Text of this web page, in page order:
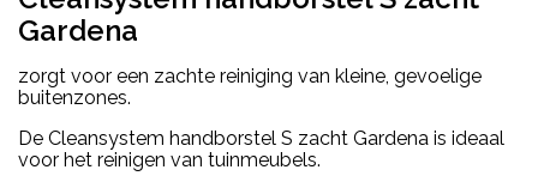
Gardena
zorgt voor een zachte reiniging van kleine, gevoelige
buitenzones.
De Cleansystem handborstel S zacht Gardena is ideaal
voor het reinigen van tuinmeubels.